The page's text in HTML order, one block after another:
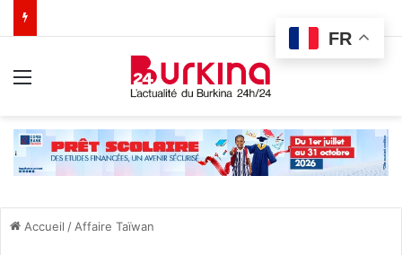
Accueil / Affaire Taïwan
FR